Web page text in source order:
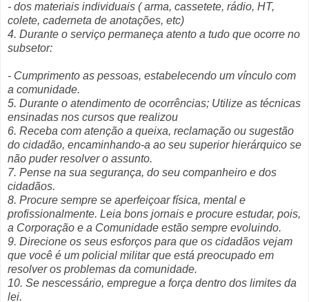
- dos materiais individuais ( arma, cassetete, rádio, HT,
colete, caderneta de anotações, etc)
4. Durante o serviço permaneça atento a tudo que ocorre no
subsetor:
- Cumprimento as pessoas, estabelecendo um vínculo com
a comunidade.
5. Durante o atendimento de ocorrências; Utilize as técnicas
ensinadas nos cursos que realizou
6. Receba com atenção a queixa, reclamação ou sugestão
do cidadão, encaminhando-a ao seu superior hierárquico se
não puder resolver o assunto.
7. Pense na sua segurança, do seu companheiro e dos
cidadãos.
8. Procure sempre se aperfeiçoar física, mental e
profissionalmente. Leia bons jornais e procure estudar, pois,
a Corporação e a Comunidade estão sempre evoluindo.
9. Direcione os seus esforços para que os cidadãos vejam
que você é um policial militar que está preocupado em
resolver os problemas da comunidade.
10. Se nescessário, empregue a força dentro dos limites da
lei.